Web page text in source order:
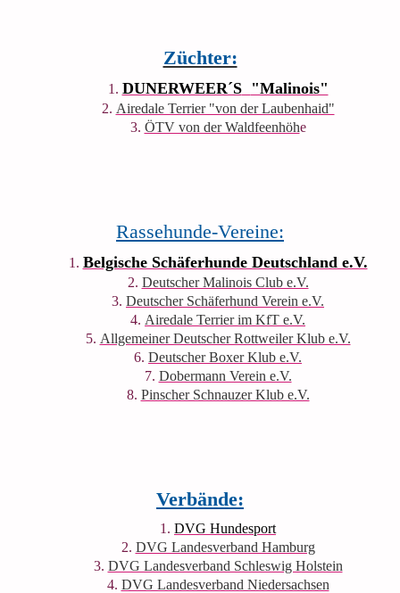
Züchter:
DUNERWEER´S "Malinois"
Airedale Terrier "von der Laubenhaid"
ÖTV von der Waldfeenhöhe
Rassehunde-Vereine:
Belgische Schäferhunde Deutschland e.V.
Deutscher Malinois Club e.V.
Deutscher Schäferhund Verein e.V.
Airedale Terrier im KfT e.V.
Allgemeiner Deutscher Rottweiler Klub e.V.
Deutscher Boxer Klub e.V.
Dobermann Verein e.V.
Pinscher Schnauzer Klub e.V.
Verbände:
DVG Hundesport
DVG Landesverband Hamburg
DVG Landesverband Schleswig Holstein
DVG Landesverband Niedersachsen